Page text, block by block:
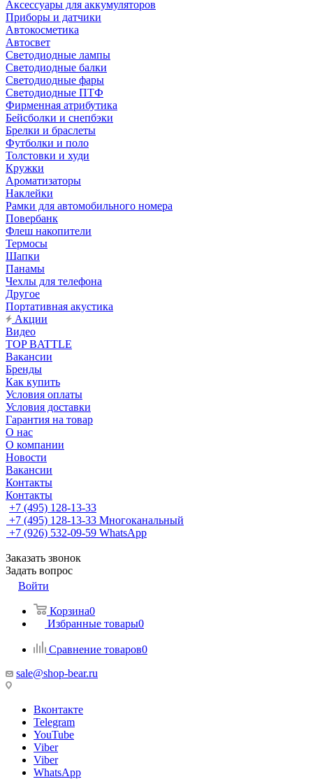
Аксессуары для аккумуляторов
Приборы и датчики
Автокосметика
Автосвет
Светодиодные лампы
Светодиодные балки
Светодиодные фары
Светодиодные ПТФ
Фирменная атрибутика
Бейсболки и снепбэки
Брелки и браслеты
Футболки и поло
Толстовки и худи
Кружки
Ароматизаторы
Наклейки
Рамки для автомобильного номера
Повербанк
Флеш накопители
Термосы
Шапки
Панамы
Чехлы для телефона
Другое
Портативная акустика
Акции
Видео
TOP BATTLE
Вакансии
Бренды
Как купить
Условия оплаты
Условия доставки
Гарантия на товар
О нас
О компании
Новости
Вакансии
Контакты
Контакты
+7 (495) 128-13-33
+7 (495) 128-13-33 Многоканальный
+7 (926) 532-09-59 WhatsApp
Заказать звонок
Задать вопрос
Войти
Корзина0
Избранные товары0
Сравнение товаров0
sale@shop-bear.ru
Вконтакте
Telegram
YouTube
Viber
Viber
WhatsApp